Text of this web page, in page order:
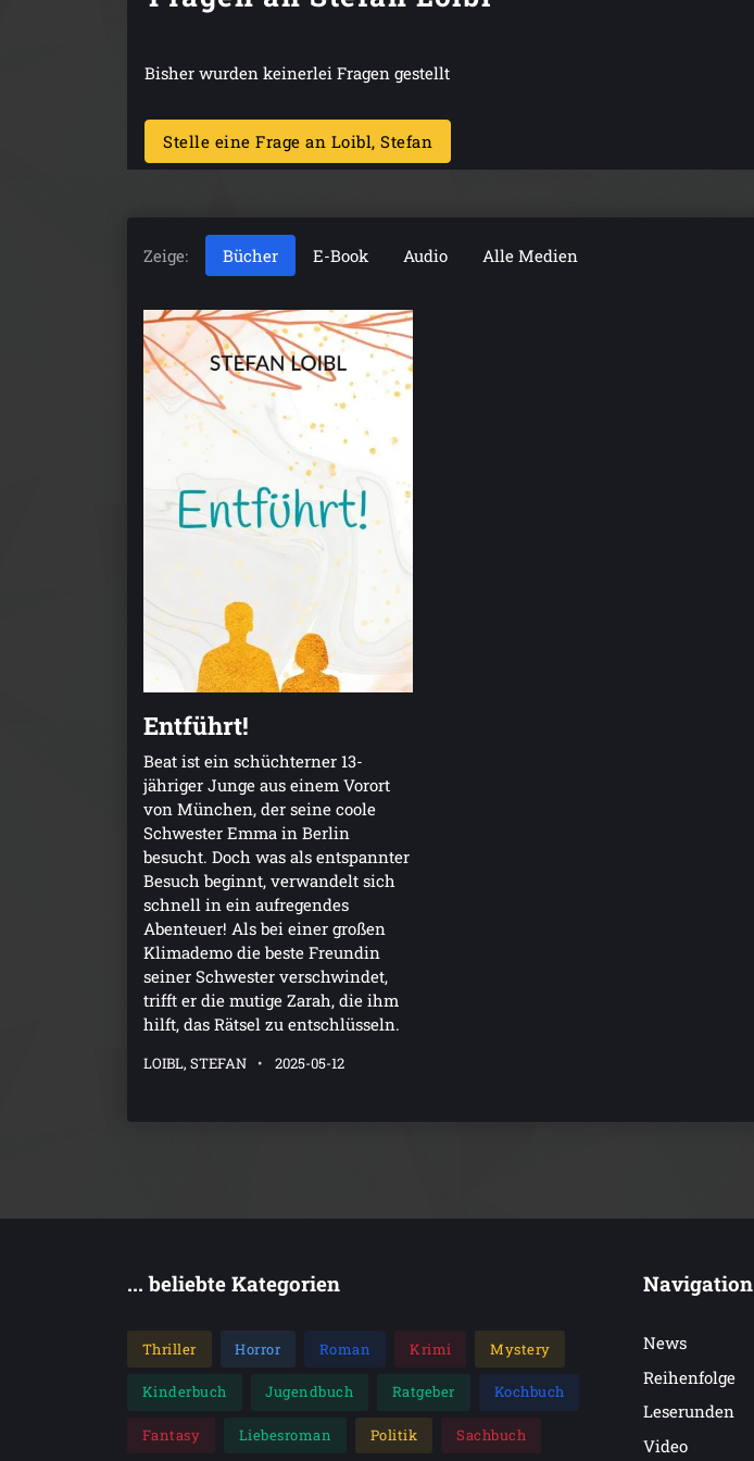
Bisher wurden keinerlei Fragen gestellt
Stelle eine Frage an Loibl, Stefan
Zeige: Bücher E-Book Audio Alle Medien
Entführt!
Beat ist ein schüchterner 13-
jähriger Junge aus einem Vorort
von München, der seine coole
Schwester Emma in Berlin
besucht. Doch was als entspannter
Besuch beginnt, verwandelt sich
schnell in ein aufregendes
Abenteuer! Als bei einer großen
Klimademo die beste Freundin
seiner Schwester verschwindet,
trifft er die mutige Zarah, die ihm
hilft, das Rätsel zu entschlüsseln.
LOIBL, STEFAN 2025-05-12
... beliebte Kategorien
Thriller Horror Roman Krimi Mystery
Kinderbuch Jugendbuch Ratgeber Kochbuch
Fantasy Liebesroman Politik Sachbuch
Navigation
News
Reihenfolge
Leserunden
Video